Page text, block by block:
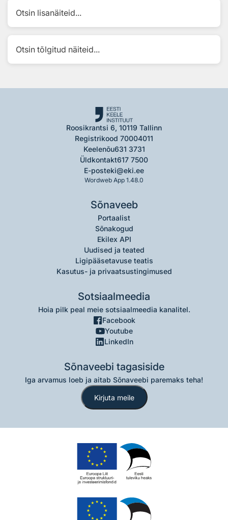
Otsin lisanäiteid...
Otsin tõlgitud näiteid...
Roosikrantsi 6, 10119 Tallinn
Registrikood 70004011
Keelenõu631 3731
Üldkontakt617 7500
E-posteki@eki.ee
Wordweb App 1.48.0
Sõnaveeb
Portaalist
Sõnakogud
Ekilex API
Uudised ja teated
Ligipääsetavuse teatis
Kasutus- ja privaatsustingimused
Sotsiaalmeedia
Hoia pilk peal meie sotsiaalmeedia kanalitel.
Facebook
Youtube
LinkedIn
Sõnaveebi tagasiside
Iga arvamus loeb ja aitab Sõnaveebi paremaks teha!
Kirjuta meile